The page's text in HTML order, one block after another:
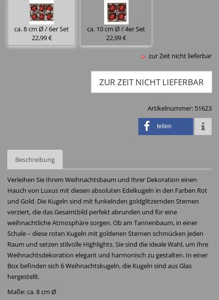
ca. 8 cm Ø / 6er Set
22,99 €
ca. 10 cm Ø / 4er Set
22,99 €
zur Zeit nicht lieferbar
ZUR ZEIT NICHT LIEFERBAR
Artikelnummer: 51623
teilen
Beschreibung
Verleihen Sie Ihrem Weihnachtsbaum und Ihrer Dekoration einen
Hauch von Luxus mit diesen absoluten Edelkugeln in den Farben Rot
und Gold. Die Kugeln sind mit funkelnden goldglitzernden Sternen
verziert, die das Gesamtbild perfekt abrunden und für eine
weihnachtliche Atmosphäre sorgen. Ob am Tannenbaum, in einer
Schale – diese roten Kugeln mit goldenen Sternen schmücken jeden
Raum und setzen stilvolle Highlights. Sie sind die ideale Wahl, um Ihre
Weihnachtsdekoration elegant und harmonisch zu gestalten. In einer
Box befinden sich 6 Weihnachtskugeln, die Kugeln sind aus Glas
hergestellt.
Maße: ca. 8 cm Ø